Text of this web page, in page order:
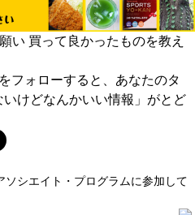
い 買って良かったものを教え
フォローすると、あなたのタ
けどなんかいい情報」がとど
シエイト・プログラムに参加して